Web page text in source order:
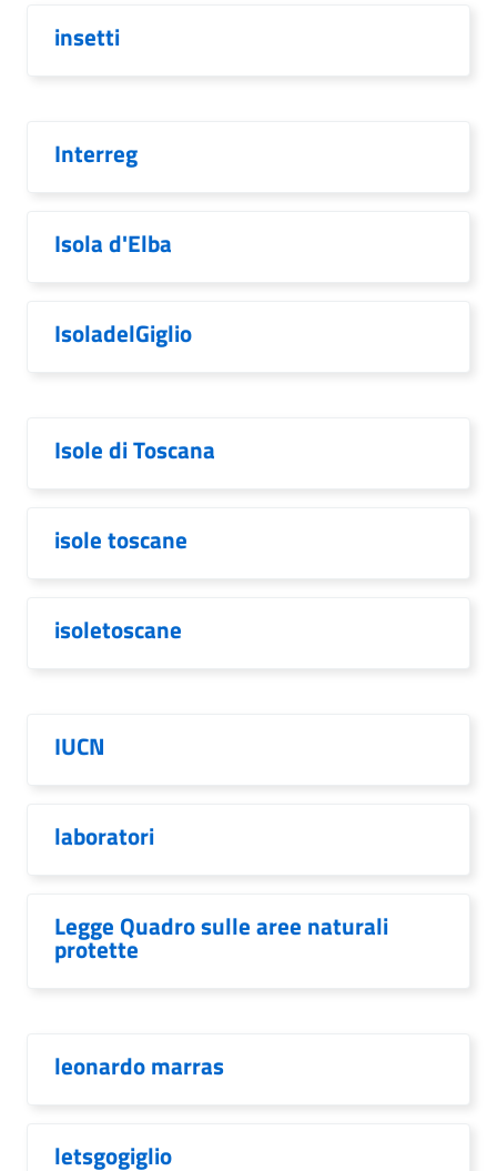
insetti
Interreg
Isola d'Elba
IsoladelGiglio
Isole di Toscana
isole toscane
isoletoscane
IUCN
laboratori
Legge Quadro sulle aree naturali
protette
leonardo marras
letsgogiglio